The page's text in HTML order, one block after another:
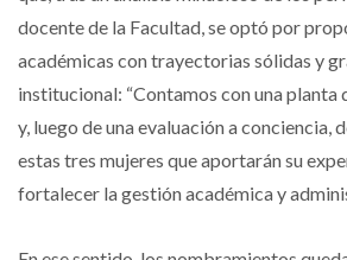
docente de la Facultad, se optó por
académicas con trayectorias sólidas y
institucional: “Contamos con una planta
y, luego de una evaluación a conciencia,
estas tres mujeres que aportarán su
fortalecer la gestión académica y